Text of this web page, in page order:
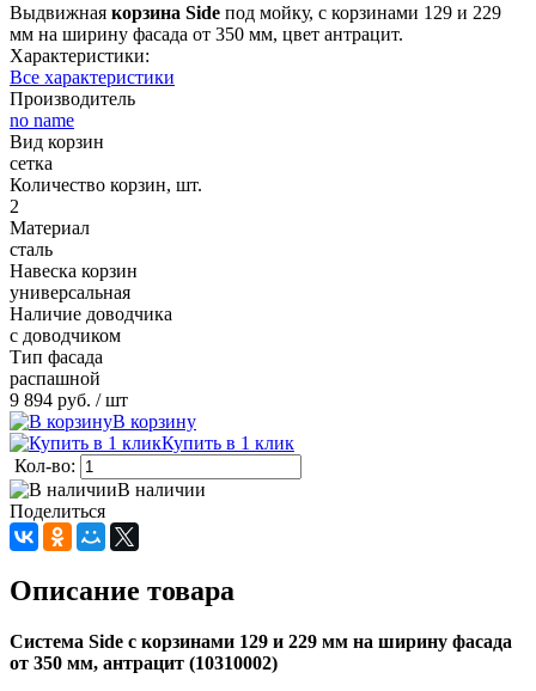
Выдвижная корзина Side под мойку, с корзинами 129 и 229
мм на ширину фасада от 350 мм, цвет антрацит.
Характеристики:
Все характеристики
Производитель
no name
Вид корзин
сетка
Количество корзин, шт.
2
Материал
сталь
Навеска корзин
универсальная
Наличие доводчика
с доводчиком
Тип фасада
распашной
9 894 руб. / шт
В корзину
Купить в 1 клик
Кол-во:
В наличии
Поделиться
Описание товара
Система Side c корзинами 129 и 229 мм на ширину фасада
от 350 мм, антрацит (10310002)